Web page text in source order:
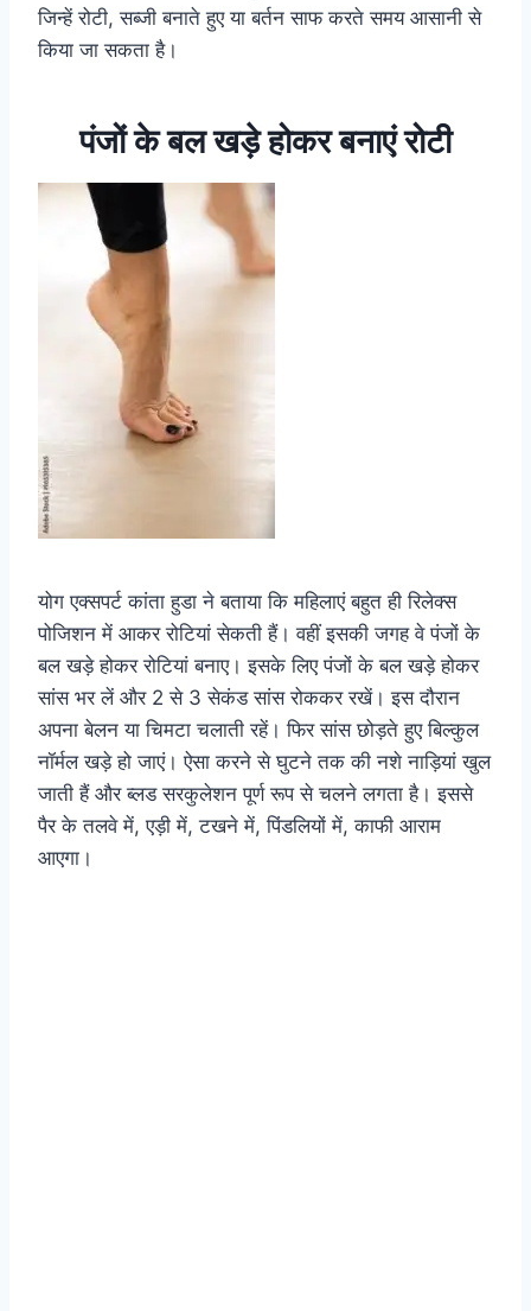
जिन्हें रोटी, सब्जी बनाते हुए या बर्तन साफ करते समय आसानी से
किया जा सकता है।
पंजों के बल खड़े होकर बनाएं रोटी
योग एक्सपर्ट कांता हुडा ने बताया कि महिलाएं बहुत ही रिलेक्स
पोजिशन में आकर रोटियां सेकती हैं। वहीं इसकी जगह वे पंजों के
बल खड़े होकर रोटियां बनाए। इसके लिए पंजों के बल खड़े होकर
सांस भर लें और 2 से 3 सेकंड सांस रोककर रखें। इस दौरान
अपना बेलन या चिमटा चलाती रहें। फिर सांस छोड़ते हुए बिल्कुल
नॉर्मल खड़े हो जाएं। ऐसा करने से घुटने तक की नशे नाड़ियां खुल
जाती हैं और ब्लड सरकुलेशन पूर्ण रूप से चलने लगता है। इससे
पैर के तलवे में, एड़ी में, टखने में, पिंडलियों में, काफी आराम
आएगा।